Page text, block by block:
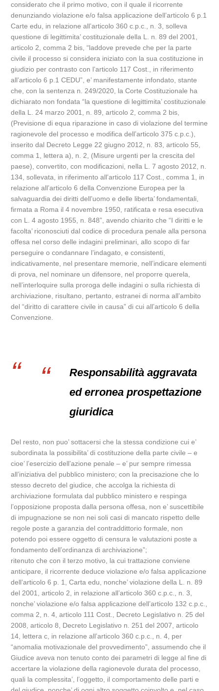
considerato che il primo motivo, con il quale il ricorrente
denunziando violazione e/o falsa applicazione dell’articolo 6 p.1
Carte edu, in relazione all’articolo 360 c.p.c., n. 3, solleva
questione di legittimita’ costituzionale della L. n. 89 del 2001,
articolo 2, comma 2 bis, “laddove prevede che per la parte
civile il processo si considera iniziato con la sua costituzione in
giudizio per contrasto con l’articolo 117 Cost., in riferimento
all’articolo 6 p.1 CEDU”, e’ manifestamente infondato, stante
che, con la sentenza n. 249/2020, la Corte Costituzionale ha
dichiarato non fondata “la questione di legittimita’ costituzionale
della L. 24 marzo 2001, n. 89, articolo 2, comma 2 bis,
(Previsione di equa riparazione in caso di violazione del termine
ragionevole del processo e modifica dell’articolo 375 c.p.c.),
inserito dal Decreto Legge 22 giugno 2012, n. 83, articolo 55,
comma 1, lettera a), n. 2, (Misure urgenti per la crescita del
paese), convertito, con modificazioni, nella L. 7 agosto 2012, n.
134, sollevata, in riferimento all’articolo 117 Cost., comma 1, in
relazione all’articolo 6 della Convenzione Europea per la
salvaguardia dei diritti dell’uomo e delle liberta’ fondamentali,
firmata a Roma il 4 novembre 1950, ratificata e resa esecutiva
con L. 4 agosto 1955, n. 848”, avendo chiarito che “I diritti e le
facolta’ riconosciuti dal codice di procedura penale alla persona
offesa nel corso delle indagini preliminari, allo scopo di far
perseguire o condannare l’indagato, e consistenti,
indicativamente, nel presentare memorie, nell’indicare elementi
di prova, nel nominare un difensore, nel proporre querela,
nell’interloquire sulla proroga delle indagini o sulla richiesta di
archiviazione, risultano, pertanto, estranei di norma all’ambito
del “diritto di carattere civile in causa” di cui all’articolo 6 della
Convenzione.
Responsabilità aggravata
ed erronea prospettazione
giuridica
Del resto, non puo’ sottacersi che la stessa condizione cui e’
subordinata la possibilita’ di costituzione della parte civile – e
cioe’ l’esercizio dell’azione penale – e’ pur sempre rimessa
all’iniziativa del pubblico ministero; con la precisazione che lo
stesso decreto del giudice, che accolga la richiesta di
archiviazione formulata dal pubblico ministero e respinga
l’opposizione proposta dalla persona offesa, non e’ suscettibile
di impugnazione se non nei soli casi di mancato rispetto delle
regole poste a garanzia del contraddittorio formale, non
potendo poi essere oggetto di censura le valutazioni poste a
fondamento dell’ordinanza di archiviazione”;
ritenuto che con il terzo motivo, la cui trattazione conviene
anticipare, il ricorrente deduce violazione e/o falsa applicazione
dell’articolo 6 p. 1, Carta edu, nonche’ violazione della L. n. 89
del 2001, articolo 2, in relazione all’articolo 360 c.p.c., n. 3,
nonche’ violazione e/o falsa applicazione dell’articolo 132 c.p.c.,
comma 2, n. 4, articolo 111 Cost., Decreto Legislativo n. 25 del
2008, articolo 8, Decreto Legislativo n. 251 del 2007, articolo
14, lettera c, in relazione all’articolo 360 c.p.c., n. 4, per
“anomalia motivazionale del provvedimento”, assumendo che il
Giudice aveva non tenuto conto dei parametri di legge al fine di
accertare la violazione della ragionevole durata del processo,
quali la complessita’, l’oggetto, il comportamento delle parti e